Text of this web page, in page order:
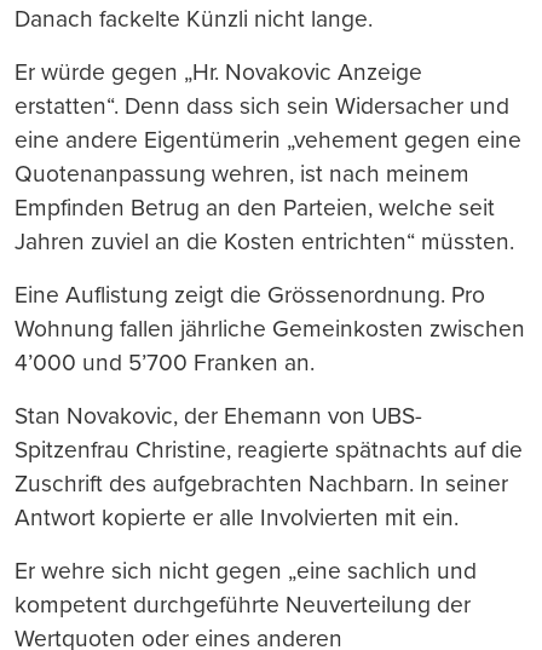
Danach fackelte Künzli nicht lange.
Er würde gegen „Hr. Novakovic Anzeige
erstatten“. Denn dass sich sein Widersacher und
eine andere Eigentümerin „vehement gegen eine
Quotenanpassung wehren, ist nach meinem
Empfinden Betrug an den Parteien, welche seit
Jahren zuviel an die Kosten entrichten“ müssten.
Eine Auflistung zeigt die Grössenordnung. Pro
Wohnung fallen jährliche Gemeinkosten zwischen
4’000 und 5’700 Franken an.
Stan Novakovic, der Ehemann von UBS-
Spitzenfrau Christine, reagierte spätnachts auf die
Zuschrift des aufgebrachten Nachbarn. In seiner
Antwort kopierte er alle Involvierten mit ein.
Er wehre sich nicht gegen „eine sachlich und
kompetent durchgeführte Neuverteilung der
Wertquoten oder eines anderen